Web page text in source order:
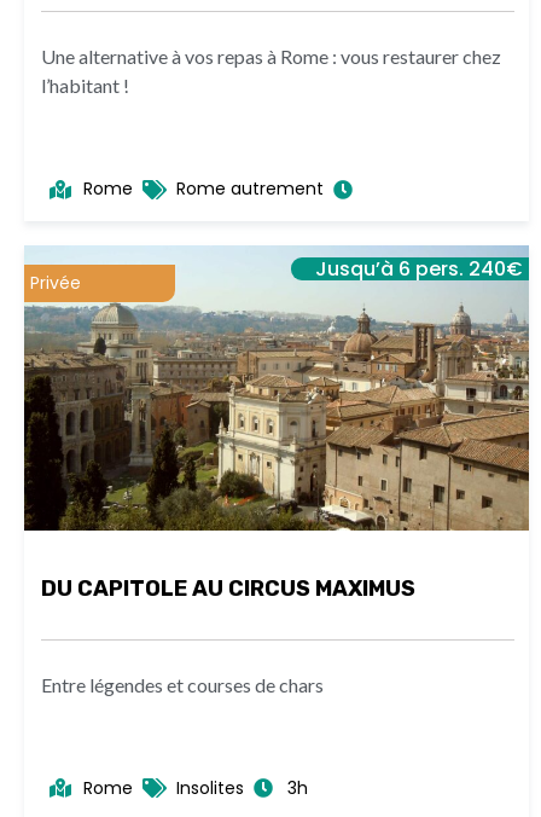
Une alternative à vos repas à Rome : vous restaurer chez
l’habitant !
Rome Rome autrement
Jusqu’à 6 pers. 240€
Privée
DU CAPITOLE AU CIRCUS MAXIMUS
Entre légendes et courses de chars
Rome Insolites 3h